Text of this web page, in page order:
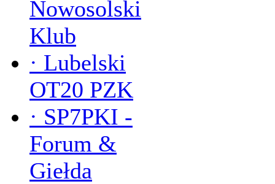
Nowosolski
Klub
· Lubelski
OT20 PZK
· SP7PKI -
Forum &
Giełda